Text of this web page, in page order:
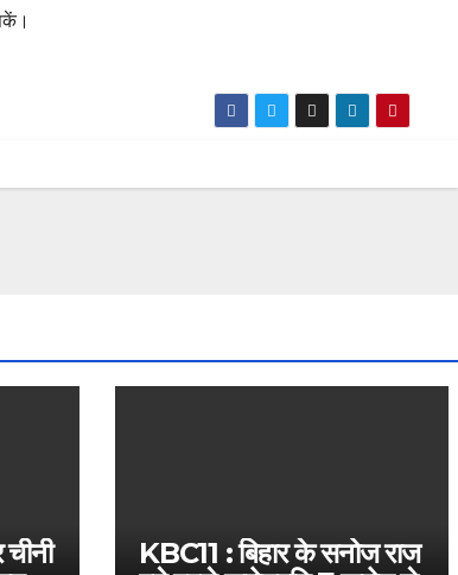
KBC11 : बिहार के सनोज राज